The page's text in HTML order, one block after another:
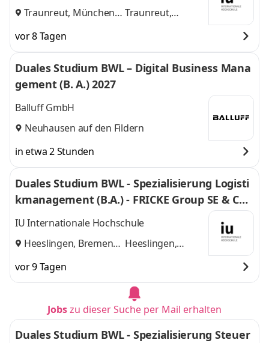
Traunreut, München
Traunreut,
vor 8 Tagen
Duales Studium BWL – Digital Business Mana
gement (B. A.) 2027
Balluff GmbH
Neuhausen auf den Fildern
in etwa 2 Stunden
Duales Studium BWL - Spezialisierung Logisti
kmanagement (B.A.) - FRICKE Group SE & Co.
KG
IU Internationale Hochschule
Heeslingen, Bremen
Heeslingen,
vor 9 Tagen
Jobszu dieser Suche per Mail erhalten
Duales Studium BWL - Spezialisierung Steuer